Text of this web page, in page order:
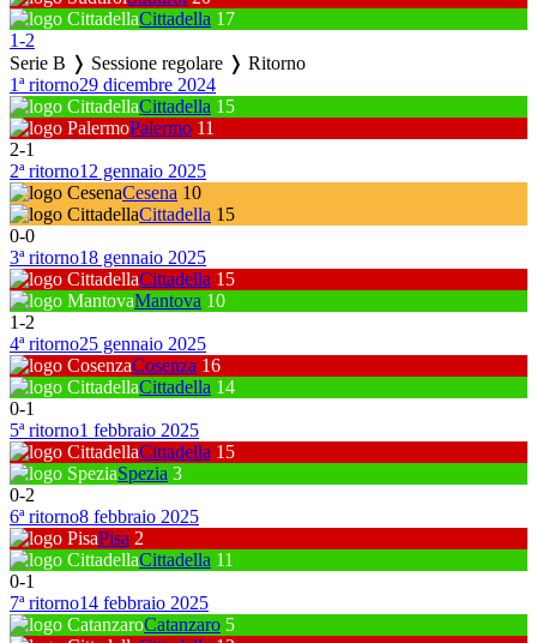
Cittadella 17
1-2
Serie B ❭ Sessione regolare ❭ Ritorno
1ª ritorno29 dicembre 2024
Cittadella 15
Palermo 11
2-1
2ª ritorno12 gennaio 2025
Cesena 10
Cittadella 15
0-0
3ª ritorno18 gennaio 2025
Cittadella 15
Mantova 10
1-2
4ª ritorno25 gennaio 2025
Cosenza 16
Cittadella 14
0-1
5ª ritorno1 febbraio 2025
Cittadella 15
Spezia 3
0-2
6ª ritorno8 febbraio 2025
Pisa 2
Cittadella 11
0-1
7ª ritorno14 febbraio 2025
Catanzaro 5